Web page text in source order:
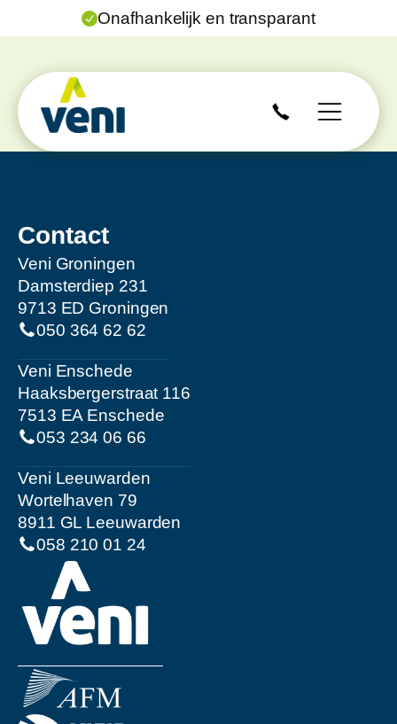
Onafhankelijk en transparant
Contact
Veni Groningen
Damsterdiep 231
9713 ED Groningen
050 364 62 62
Veni Enschede
Haaksbergerstraat 116
7513 EA Enschede
053 234 06 66
Veni Leeuwarden
Wortelhaven 79
8911 GL Leeuwarden
058 210 01 24